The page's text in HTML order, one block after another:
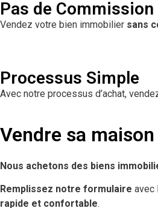
Pas de Commission
Vendez votre bien immobilier sans
Processus Simple
Avec notre processus d’achat,
Vendre sa
Nous achetons des biens
Remplissez notre formulaire avec
rapide et confortable.